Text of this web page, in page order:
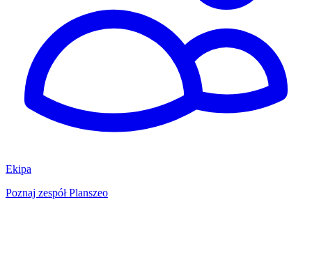
Ekipa
Poznaj zespół Planszeo